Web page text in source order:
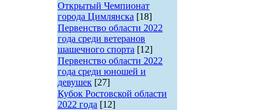
Открытый Чемпионат
города Цимлянска [18]
Первенство области 2022
года среди ветеранов
шашечного спорта [12]
Первенство области 2022
года среди юношей и
девушек [27]
Кубок Ростовской области
2022 года [12]